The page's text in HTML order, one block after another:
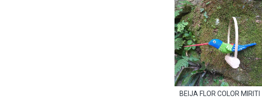
BEIJA FLOR COLOR MIRITI